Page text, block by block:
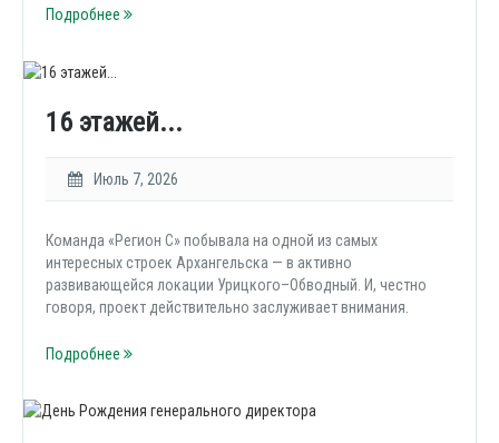
Подробнее
16 этажей...
Июль 7, 2026
Команда «Регион С» побывала на одной из самых
интересных строек Архангельска — в активно
развивающейся локации Урицкого–Обводный. И, честно
говоря, проект действительно заслуживает внимания.
Подробнее